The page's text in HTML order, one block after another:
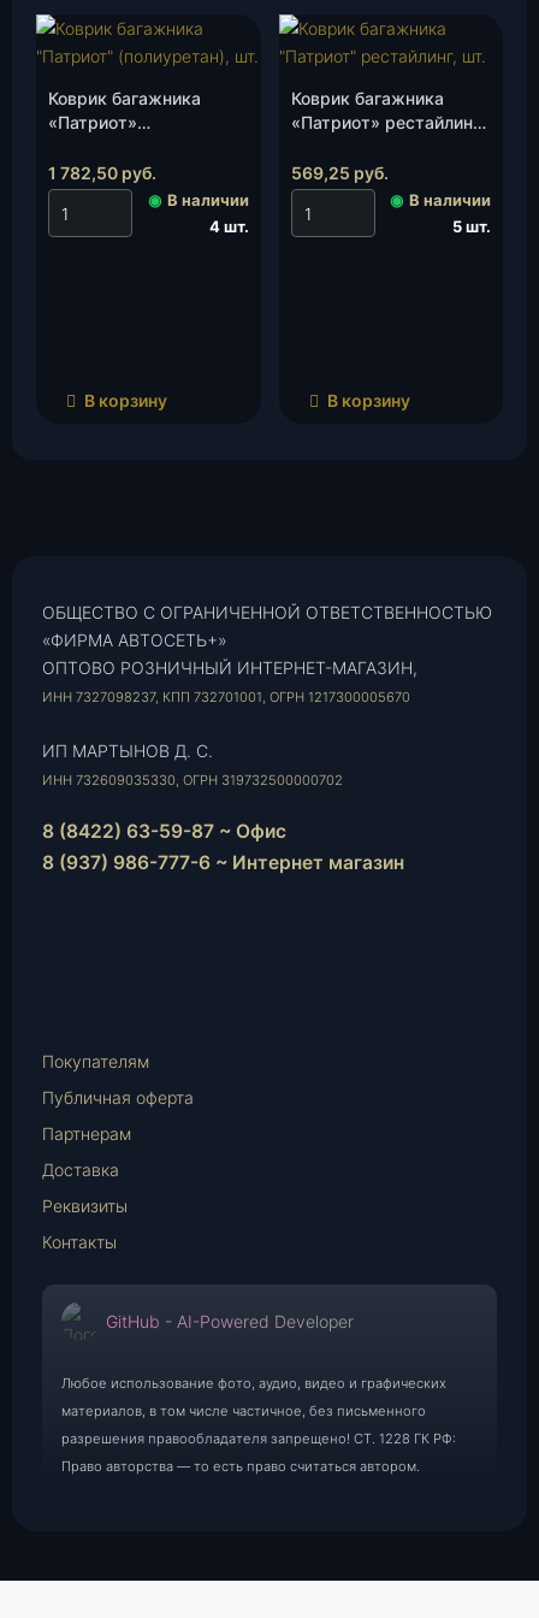
Коврик багажника
«Патриот»
1 782,50 руб.
◉ В наличии
4 шт.
В корзину
Коврик багажника
«Патриот» рестайлинг,
569,25 руб.
◉ В наличии
5 шт.
В корзину
ОБЩЕСТВО С ОГРАНИЧЕННОЙ ОТВЕТСТВЕННОСТЬЮ
«ФИРМА АВТОСЕТЬ+»
ОПТОВО РОЗНИЧНЫЙ ИНТЕРНЕТ-МАГАЗИН,
ИНН 7327098237, КПП 732701001, ОГРН 1217300005670
ИП МАРТЫНОВ Д. С.
ИНН 732609035330, ОГРН 319732500000702
8 (8422) 63-59-87 ~ Офис
8 (937) 986-777-6 ~ Интернет магазин
Mail
Покупателям
Публичная оферта
Партнерам
Доставка
Реквизиты
Контакты
GitHub - AI-Powered Developer
Любое использование фото, аудио, видео и графических
материалов, в том числе частичное, без письменного
разрешения правообладателя запрещено! СТ. 1228 ГК РФ:
Право авторства — то есть право считаться автором.